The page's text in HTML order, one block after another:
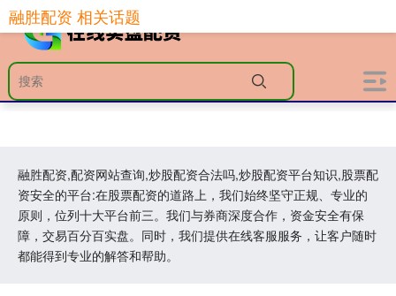
融胜配资,配资网站查询,炒股配资合法吗,炒股配资平台知识,股票配
资安全的平台:在股票配资的道路上，我们始终坚守正规、专业的
原则，位列十大平台前三。我们与券商深度合作，资金安全有保
障，交易百分百实盘。同时，我们提供在线客服服务，让客户随时
都能得到专业的解答和帮助。
融胜配资 相关话题